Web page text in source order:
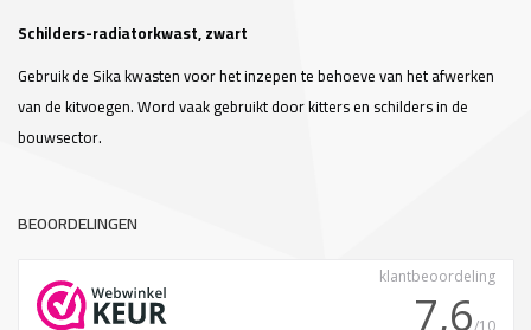
Schilders-radiatorkwast, zwart
Gebruik de Sika kwasten voor het inzepen te behoeve van het afwerken
van de kitvoegen. Word vaak gebruikt door kitters en schilders in de
bouwsector.
BEOORDELINGEN